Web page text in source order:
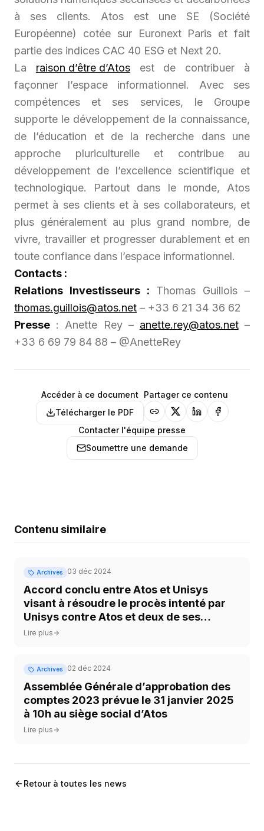
à ses clients. Atos est une SE (Société
Européenne) cotée sur Euronext Paris et fait
partie des indices CAC 40 ESG et Next 20.
La raison d’être d’Atosest de contribuer à
façonner l’espace informationnel. Avec ses
compétences et ses services, le Groupe
supporte le développement de la connaissance,
de l’éducation et de la recherche dans une
approche pluriculturelle et contribue au
développement de l’excellence scientifique et
technologique. Partout dans le monde, Atos
permet à ses clients et à ses collaborateurs, et
plus généralement au plus grand nombre, de
vivre, travailler et progresser durablement et en
toute confiance dans l’espace informationnel.
Contacts :
Relations Investisseurs : Thomas Guillois –
thomas.guillois@atos.net – +33 6 21 34 36 62
Presse : Anette Rey – anette.rey@atos.net–
+33 6 69 79 84 88 – @AnetteRey
Accéder à ce document
Télécharger le PDF
Partager ce contenu
Contacter l'équipe presse
Soumettre une demande
Contenu similaire
Archives 03 déc 2024
Accord conclu entre Atos et Unisys
visant à résoudre le procès intenté par
Unisys contre Atos et deux de ses
employés
Lire plus
Archives 02 déc 2024
Assemblée Générale d’approbation des
comptes 2023 prévue le 31 janvier 2025
à 10h au siège social d’Atos
Lire plus
Retour à toutes les news